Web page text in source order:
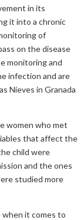
in its
it into a chronic
of
on the disease
monitoring and
infection and are
Nieves in Granada
women who met
that affect the
child were
and the ones
studied more
it comes to